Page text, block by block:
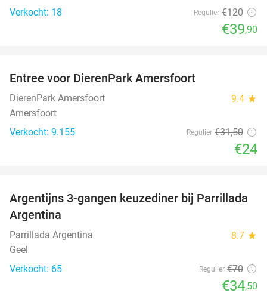
Verkocht: 18 Regulier €120
€39,90
Entree voor DierenPark Amersfoort
DierenPark Amersfoort 9.4 star
Amersfoort
Verkocht: 9.155
Regulier €31,50
€24
51%
Argentijns 3-gangen keuzediner bij Parrillada
Argentina
Parrillada Argentina 8.7 star
Geel
Verkocht: 65
Regulier €70
€34,50